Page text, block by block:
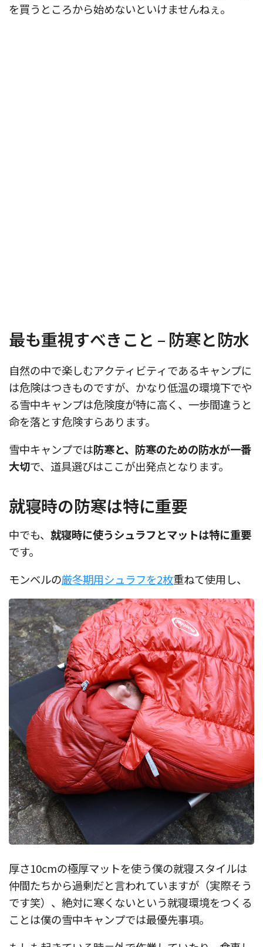
を買うところから始めないといけませんねぇ。
最も重視すべきこと – 防寒と防水
自然の中で楽しむアクティビティであるキャンプに
は危険はつきものですが、かなり低温の環境下でや
る雪中キャンプは危険度が特に高く、一歩間違うと
命を落とす危険すらあります。
雪中キャンプでは防寒と、防寒のための防水が一番
大切で、道具選びはここが出発点となります。
就寝時の防寒は特に重要
中でも、 就寝時に使うシュラフとマットは特に重要
です。
モンベルの厳冬期用シュラフを2枚重ねて使用し、
厚さ10cmの極厚マットを使う僕の就寝スタイルは
仲間たちから過剰だと言われていますが（実際そう
です笑）、絶対に寒くないという就寝環境をつくる
ことは僕の雪中キャンプでは最優先事項。